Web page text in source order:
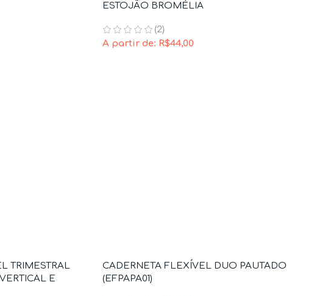
ESTOJÃO BROMÉLIA
(2)
A partir de: R$44,00
TRIMESTRAL
E
CADERNETA FLEXÍVEL DUO PAUTADO
(EFPAPA01)